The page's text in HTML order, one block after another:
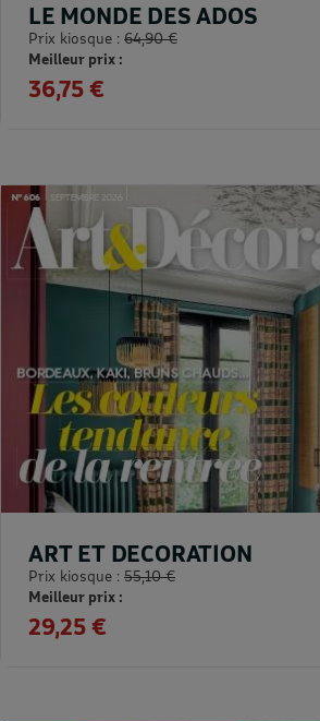
LE MONDE DES ADOS
Prix kiosque : 64,90 €
Meilleur prix :
36,75 €
ART ET DECORATION
Prix kiosque : 55,10 €
Meilleur prix :
29,25 €